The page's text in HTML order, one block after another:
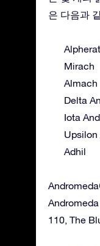
은 다음과
Mirach
Almach
Delta
Iota
Upsilon
Adhil
110, The